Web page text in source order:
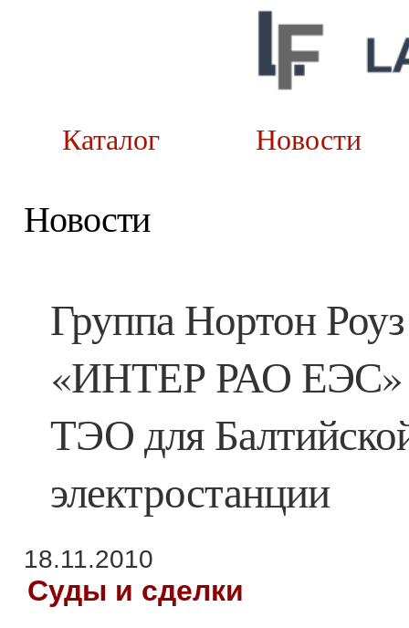
Каталог
Новости
Группа Нортон
«ИНТЕР РАО ЕЭС»
ТЭО для
электростанции
18.11.2010
Суды и сделки